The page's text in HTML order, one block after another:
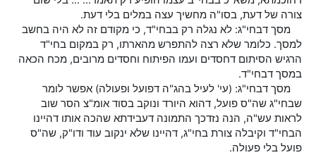
צורה של דעת, בסו"ה מחשיך עצה במלים בלי דעת.
מסך דבחי"ג: לא נגלה רק בבחי"ד, כי מקודם זה לא היה בחשב
למסך. כלומר שלא רצה להתפרש מהארתו, רק במקום בחי"ד
הרגיש הסיתום דחסדים ועמו הפיתוח וחסדים מרובים, מכח הכאה
במסך דבחי"ד.
מסך דבחי"ג: (עי' לעיל בהג"ה דפועל ופעולה) אפשר לומר
שבחי"ג שה"ס פועל, דהוא היורד ונוקב בסוד אומ"צ הסר שוב
לראות עש"ה, הנה נזדכך התמונה דעבידתא שהכה אותו דהיינו
הבחי"ד וקיבלה צורת בחי"ג, דהיינו שלא ינקוב עוד ודו"ק, שה"ס
פועל בלי פעולה.